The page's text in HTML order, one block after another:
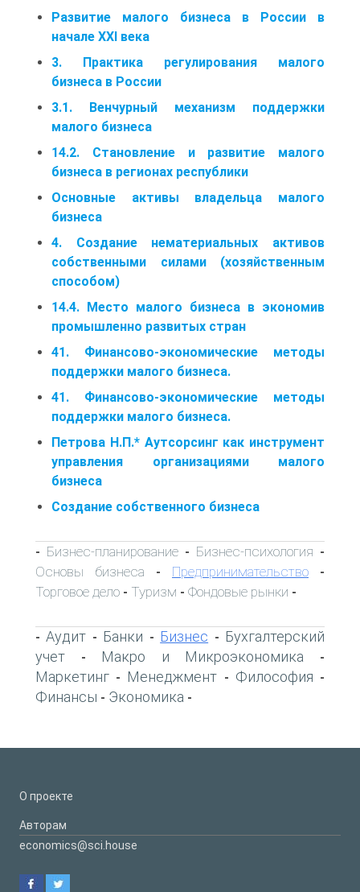
Развитие малого бизнеса в России в
начале XXI века
3. Практика регулирования малого
бизнеса в России
3.1. Венчурный механизм поддержки
малого бизнеса
14.2. Становление и развитие малого
бизнеса в регионах республики
Основные активы владельца малого
бизнеса
4. Создание нематериальных активов
собственными силами (хозяйственным
способом)
14.4. Место малого бизнеса в экономив
промышленно развитых стран
41. Финансово-экономические методы
поддержки малого бизнеса.
41. Финансово-экономические методы
поддержки малого бизнеса.
Петрова Н.П.* Аутсорсинг как инструмент
управления организациями малого
бизнеса
Создание собственного бизнеса
- Бизнес-планирование - Бизнес-психология -
Основы бизнеса - Предпринимательство -
Торговое дело - Туризм - Фондовые рынки -
-Аудит - Банки - Бизнес - Бухгалтерский
учет - Макро и Микроэкономика -
Маркетинг - Менеджмент - Философия -
Финансы - Экономика -
О проекте
Авторам
economics@sci.house